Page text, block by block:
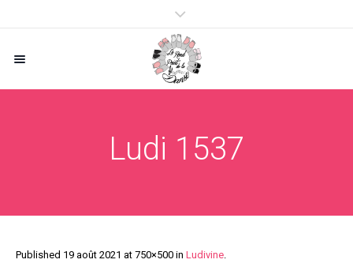
Ludi 1537
Published 19 août 2021 at 750×500 in Ludivine.